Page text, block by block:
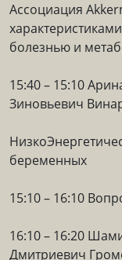
Ассоциация
болезнью и
15:40 – 15:10
Зиновьевич
беременных
15:10 – 16:10
16:10 – 16:20
Дмитриевич